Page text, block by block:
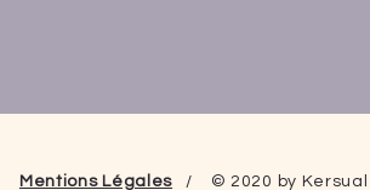
Mentions Légales / © 2020 by Kersual